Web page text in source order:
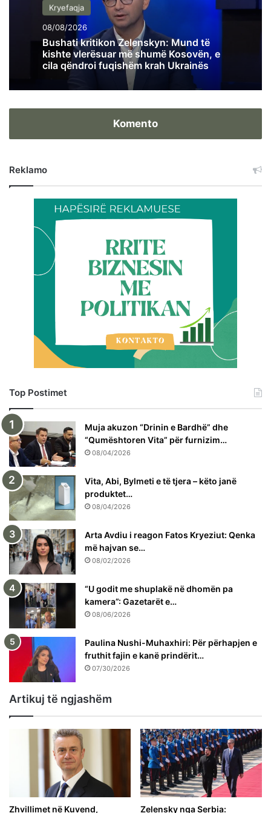
Kryefaqja
08/08/2026
Bushati kritikon Zelenskyn: Mund të
kishte vlerësuar më shumë Kosovën, e
cila qëndroi fuqishëm krah Ukrainës
Komento
Reklamo
Top Postimet
Muja akuzon “Drinin e Bardhë” dhe
“Qumështoren Vita” për furnizim…
08/04/2026
Vita, Abi, Bylmeti e të tjera – këto janë
produktet…
08/04/2026
Arta Avdiu i reagon Fatos Kryeziut: Qenka
më hajvan se…
08/02/2026
“U godit me shuplakë në dhomën pa
kamera”: Gazetarët e…
08/06/2026
Paulina Nushi-Muhaxhiri: Për përhapjen e
fruthit fajin e kanë prindërit…
07/30/2026
Artikuj të ngjashëm
Zhvillimet në Kuvend,
Zelensky nga Serbia: